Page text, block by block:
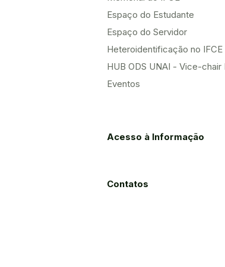
Espaço do Estudante
Espaço do Servidor
Heteroidentificação no IFCE
HUB ODS UNAI - Vice-chair
Eventos
Acesso à Informação
Contatos